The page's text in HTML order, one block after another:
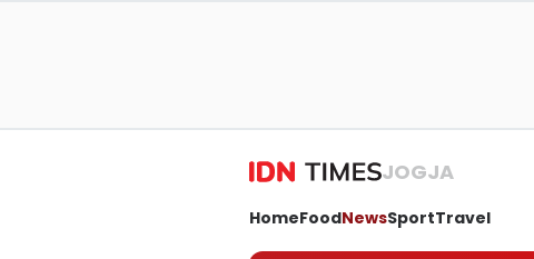
JOGJA
HomeFoodNewsSportTravel